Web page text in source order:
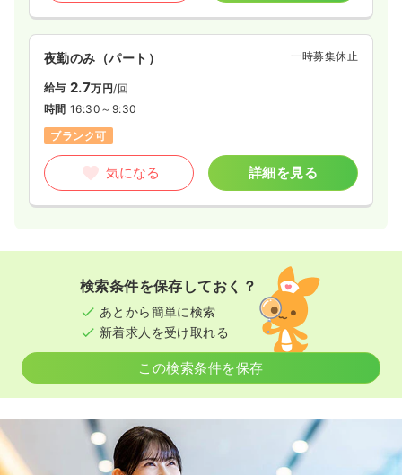
夜勤のみ（パート） 一時募集休止
給与 2.7万円/回
時間 16:30～9:30
ブランク可
気になる 詳細を見る
検索条件を保存しておく？
あとから簡単に検索
新着求人を受け取れる
この検索条件を保存